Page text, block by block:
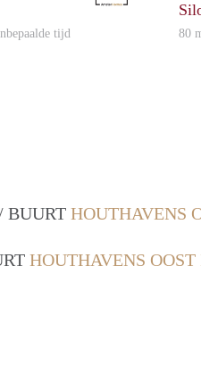
tijd 80
BUURT HOUTHAVENS
HOUTHAVENS